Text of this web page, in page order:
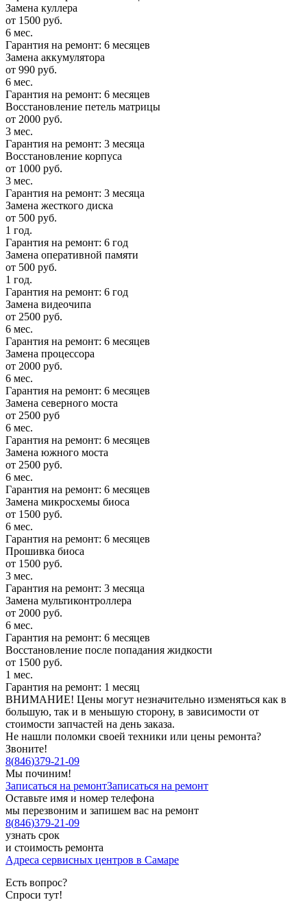
Замена куллера
от 1500 руб.
6 мес.
Гарантия на ремонт: 6 месяцев
Замена аккумулятора
от 990 руб.
6 мес.
Гарантия на ремонт: 6 месяцев
Восстановление петель матрицы
от 2000 руб.
3 мес.
Гарантия на ремонт: 3 месяца
Восстановление корпуса
от 1000 руб.
3 мес.
Гарантия на ремонт: 3 месяца
Замена жесткого диска
от 500 руб.
1 год.
Гарантия на ремонт: 6 год
Замена оперативной памяти
от 500 руб.
1 год.
Гарантия на ремонт: 6 год
Замена видеочипа
от 2500 руб.
6 мес.
Гарантия на ремонт: 6 месяцев
Замена процессора
от 2000 руб.
6 мес.
Гарантия на ремонт: 6 месяцев
Замена северного моста
от 2500 руб
6 мес.
Гарантия на ремонт: 6 месяцев
Замена южного моста
от 2500 руб.
6 мес.
Гарантия на ремонт: 6 месяцев
Замена микросхемы биоса
от 1500 руб.
6 мес.
Гарантия на ремонт: 6 месяцев
Прошивка биоса
от 1500 руб.
3 мес.
Гарантия на ремонт: 3 месяца
Замена мультиконтроллера
от 2000 руб.
6 мес.
Гарантия на ремонт: 6 месяцев
Восстановление после попадания жидкости
от 1500 руб.
1 мес.
Гарантия на ремонт: 1 месяц
ВНИМАНИЕ! Цены могут незначительно изменяться как в
большую, так и в меньшую сторону, в зависимости от
стоимости запчастей на день заказа.
Не нашли поломки своей техники или цены ремонта?
Звоните!
8(846)379-21-09
Мы починим!
Записаться на ремонтЗаписаться на ремонт
Оставьте имя и номер телефона
мы перезвоним и запишем вас на ремонт
8(846)379-21-09
узнать срок
и стоимость ремонта
Адреса сервисных центров в Самаре
Есть вопрос?
Спроси тут!